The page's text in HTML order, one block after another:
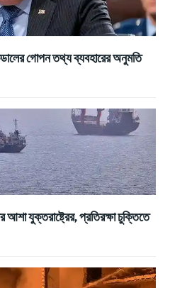
গোপন তথ্য ব্যবহারের অনুমতি
আশা যুক্তরাষ্ট্রের, প্রতিরক্ষা চুক্তিতে